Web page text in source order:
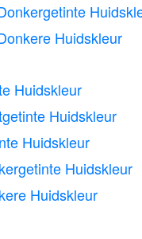
Huidskleur
Huidskleur
Huidskleur
Huidskleur
Huidskleur
Huidskleur